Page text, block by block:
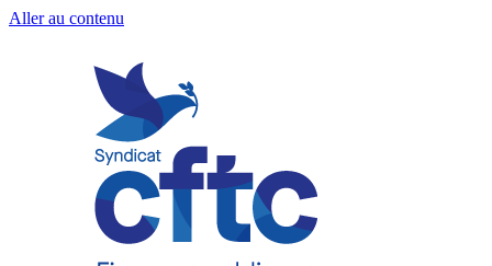
Aller au contenu